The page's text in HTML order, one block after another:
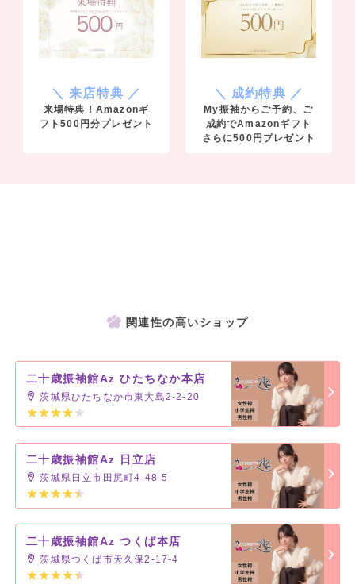
＼ 来店特典 ／
来場特典！Amazonギ
フト500円分プレゼント
＼ 成約特典 ／
My振袖からご予約、ご
成約でAmazonギフト
さらに500円プレゼント
関連性の高いショップ
二十歳振袖館Az ひたちなか本店
茨城県ひたちなか市東大島2-2-20
二十歳振袖館Az 日立店
茨城県日立市田尻町4-48-5
二十歳振袖館Az つくば本店
茨城県つくば市天久保2-17-4